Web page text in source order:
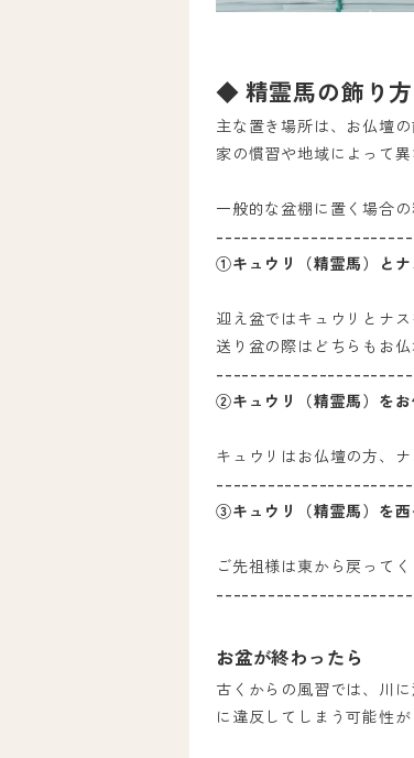
◆ 精霊馬の飾り方
主な置き場所は、お仏壇
家の慣習や地域によって異
一般的な盆棚に置く場合
①キュウリ（精霊馬）とナ
迎え盆ではキュウリとナ
送り盆の際はどちらもお
②キュウリ（精霊馬）をお
キュウリはお仏壇の方、
③キュウリ（精霊馬）を西
ご先祖様は東から戻って
お盆が終わったら
古くからの風習では、川
に違反してしまう可能性が